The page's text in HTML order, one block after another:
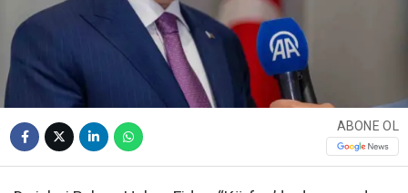
ABONE OL